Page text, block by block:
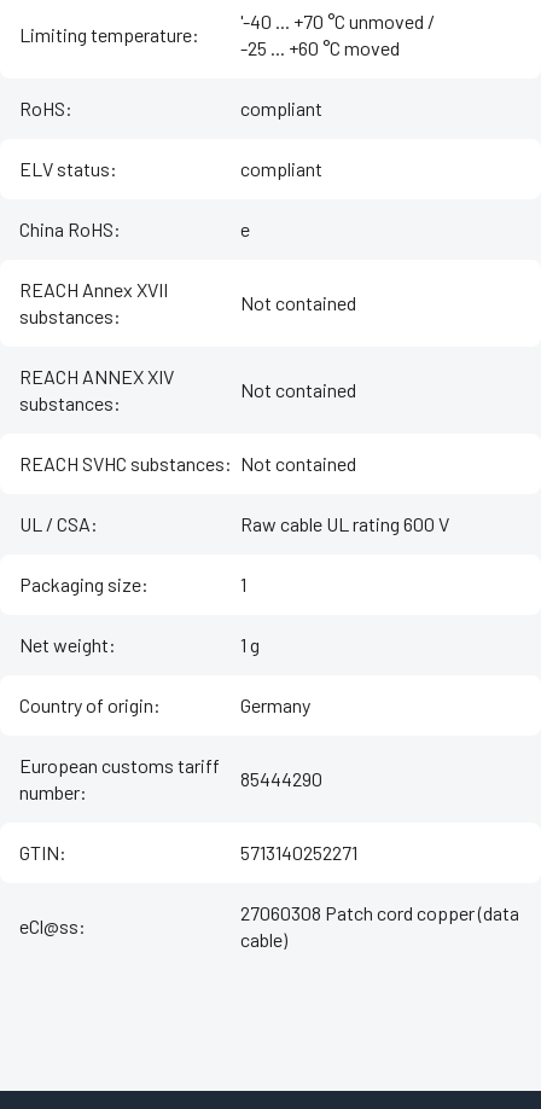
Limiting temperature:
'-40 ... +70 °C unmoved /
-25 ... +60 °C moved
RoHS: compliant
ELV status: compliant
China RoHS: e
REACH Annex XVII
substances:
Not contained
REACH ANNEX XIV
substances:
Not contained
REACH SVHC substances: Not contained
UL / CSA: Raw cable UL rating 600 V
Packaging size: 1
Net weight: 1 g
Country of origin: Germany
European customs tariff
number:
85444290
GTIN: 5713140252271
eCl@ss:
27060308 Patch cord copper (data
cable)